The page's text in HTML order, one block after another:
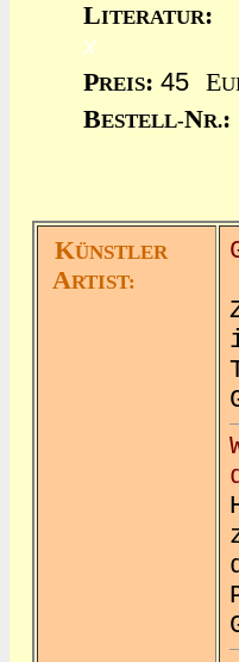
LITERATUR:
x
PREIS: 45 E
BESTELL-NR.:
KÜNSTLER
ARTIST: